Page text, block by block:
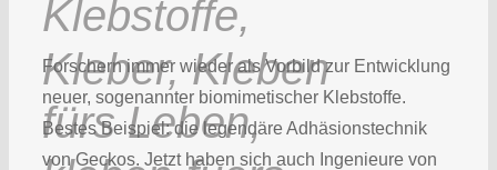
Forschern immer wieder als Vorbild zur Entwicklung
neuer, sogenannter biomimetischer Klebstoffe.
Bestes Beispiel: die legendäre Adhäsionstechnik
von Geckos. Jetzt haben sich auch Ingenieure von